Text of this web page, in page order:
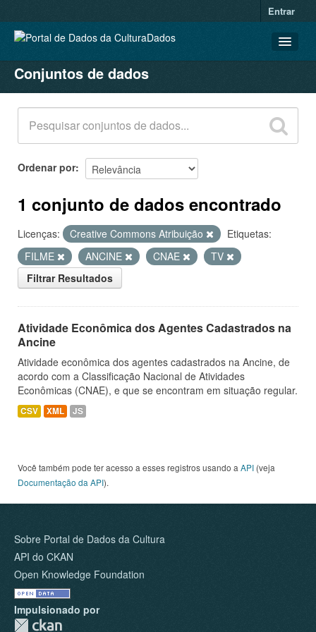
Entrar
CONJUNTOS DE DADOS
ORGANIZAÇÕES
GRUPOS
SOBRE
Conjuntos de dados
Ordenar por
1 conjunto de dados encontrado
Licenças: Creative Commons Atribuição
Etiquetas:
FILME
ANCINE CNAE
TV
Filtrar Resultados
Atividade Econômica dos Agentes Cadastrados na
Ancine
Atividade econômica dos agentes cadastrados na Ancine, de
acordo com a Classificação Nacional de Atividades
Econômicas (CNAE), e que se encontram em situação regular.
CSV XML JS
Você também pode ter acesso a esses registros usando a API (veja
Documentação da API).
Sobre Portal de Dados da Cultura
API do CKAN
Open Knowledge Foundation
Impulsionado por